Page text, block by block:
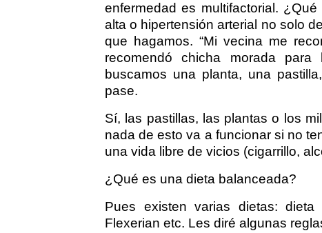
enfermedad es multifactorial.
alta o hipertensión arterial no solo
que hagamos. “Mi vecina me
recomendó chicha morada para
buscamos una planta, una
pase.
Sí, las pastillas, las plantas o los
nada de esto va a funcionar si no
una vida libre de vicios (cigarrillo,
¿Qué es una dieta balanceada?
Pues existen varias dietas:
Flexerian etc. Les diré algunas